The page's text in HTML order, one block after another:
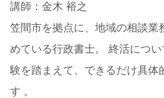
講師：金木 裕之
笠間市を拠点に、地域の相談
めている行政書士。 終活につ
験を踏まえて、できるだけ具
す 。